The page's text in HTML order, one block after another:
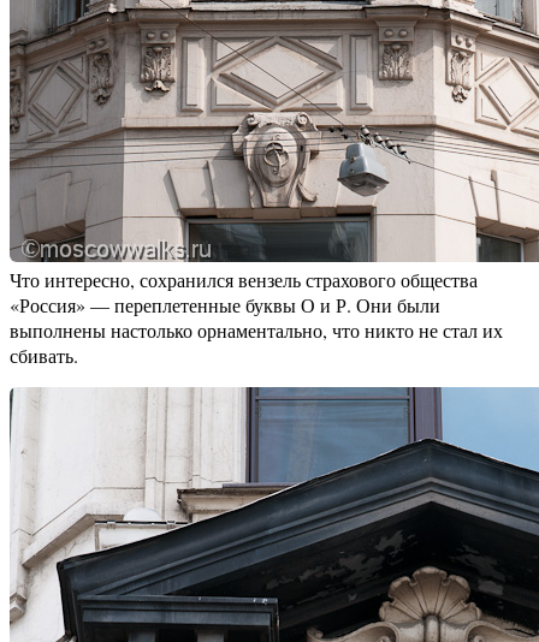
Что интересно, сохранился вензель страхового общества
«Россия» — переплетенные буквы О и Р. Они были
выполнены настолько орнаментально, что никто не стал их
сбивать.